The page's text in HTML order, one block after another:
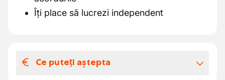
Îți place să lucrezi independent
Ce puteți aștepta